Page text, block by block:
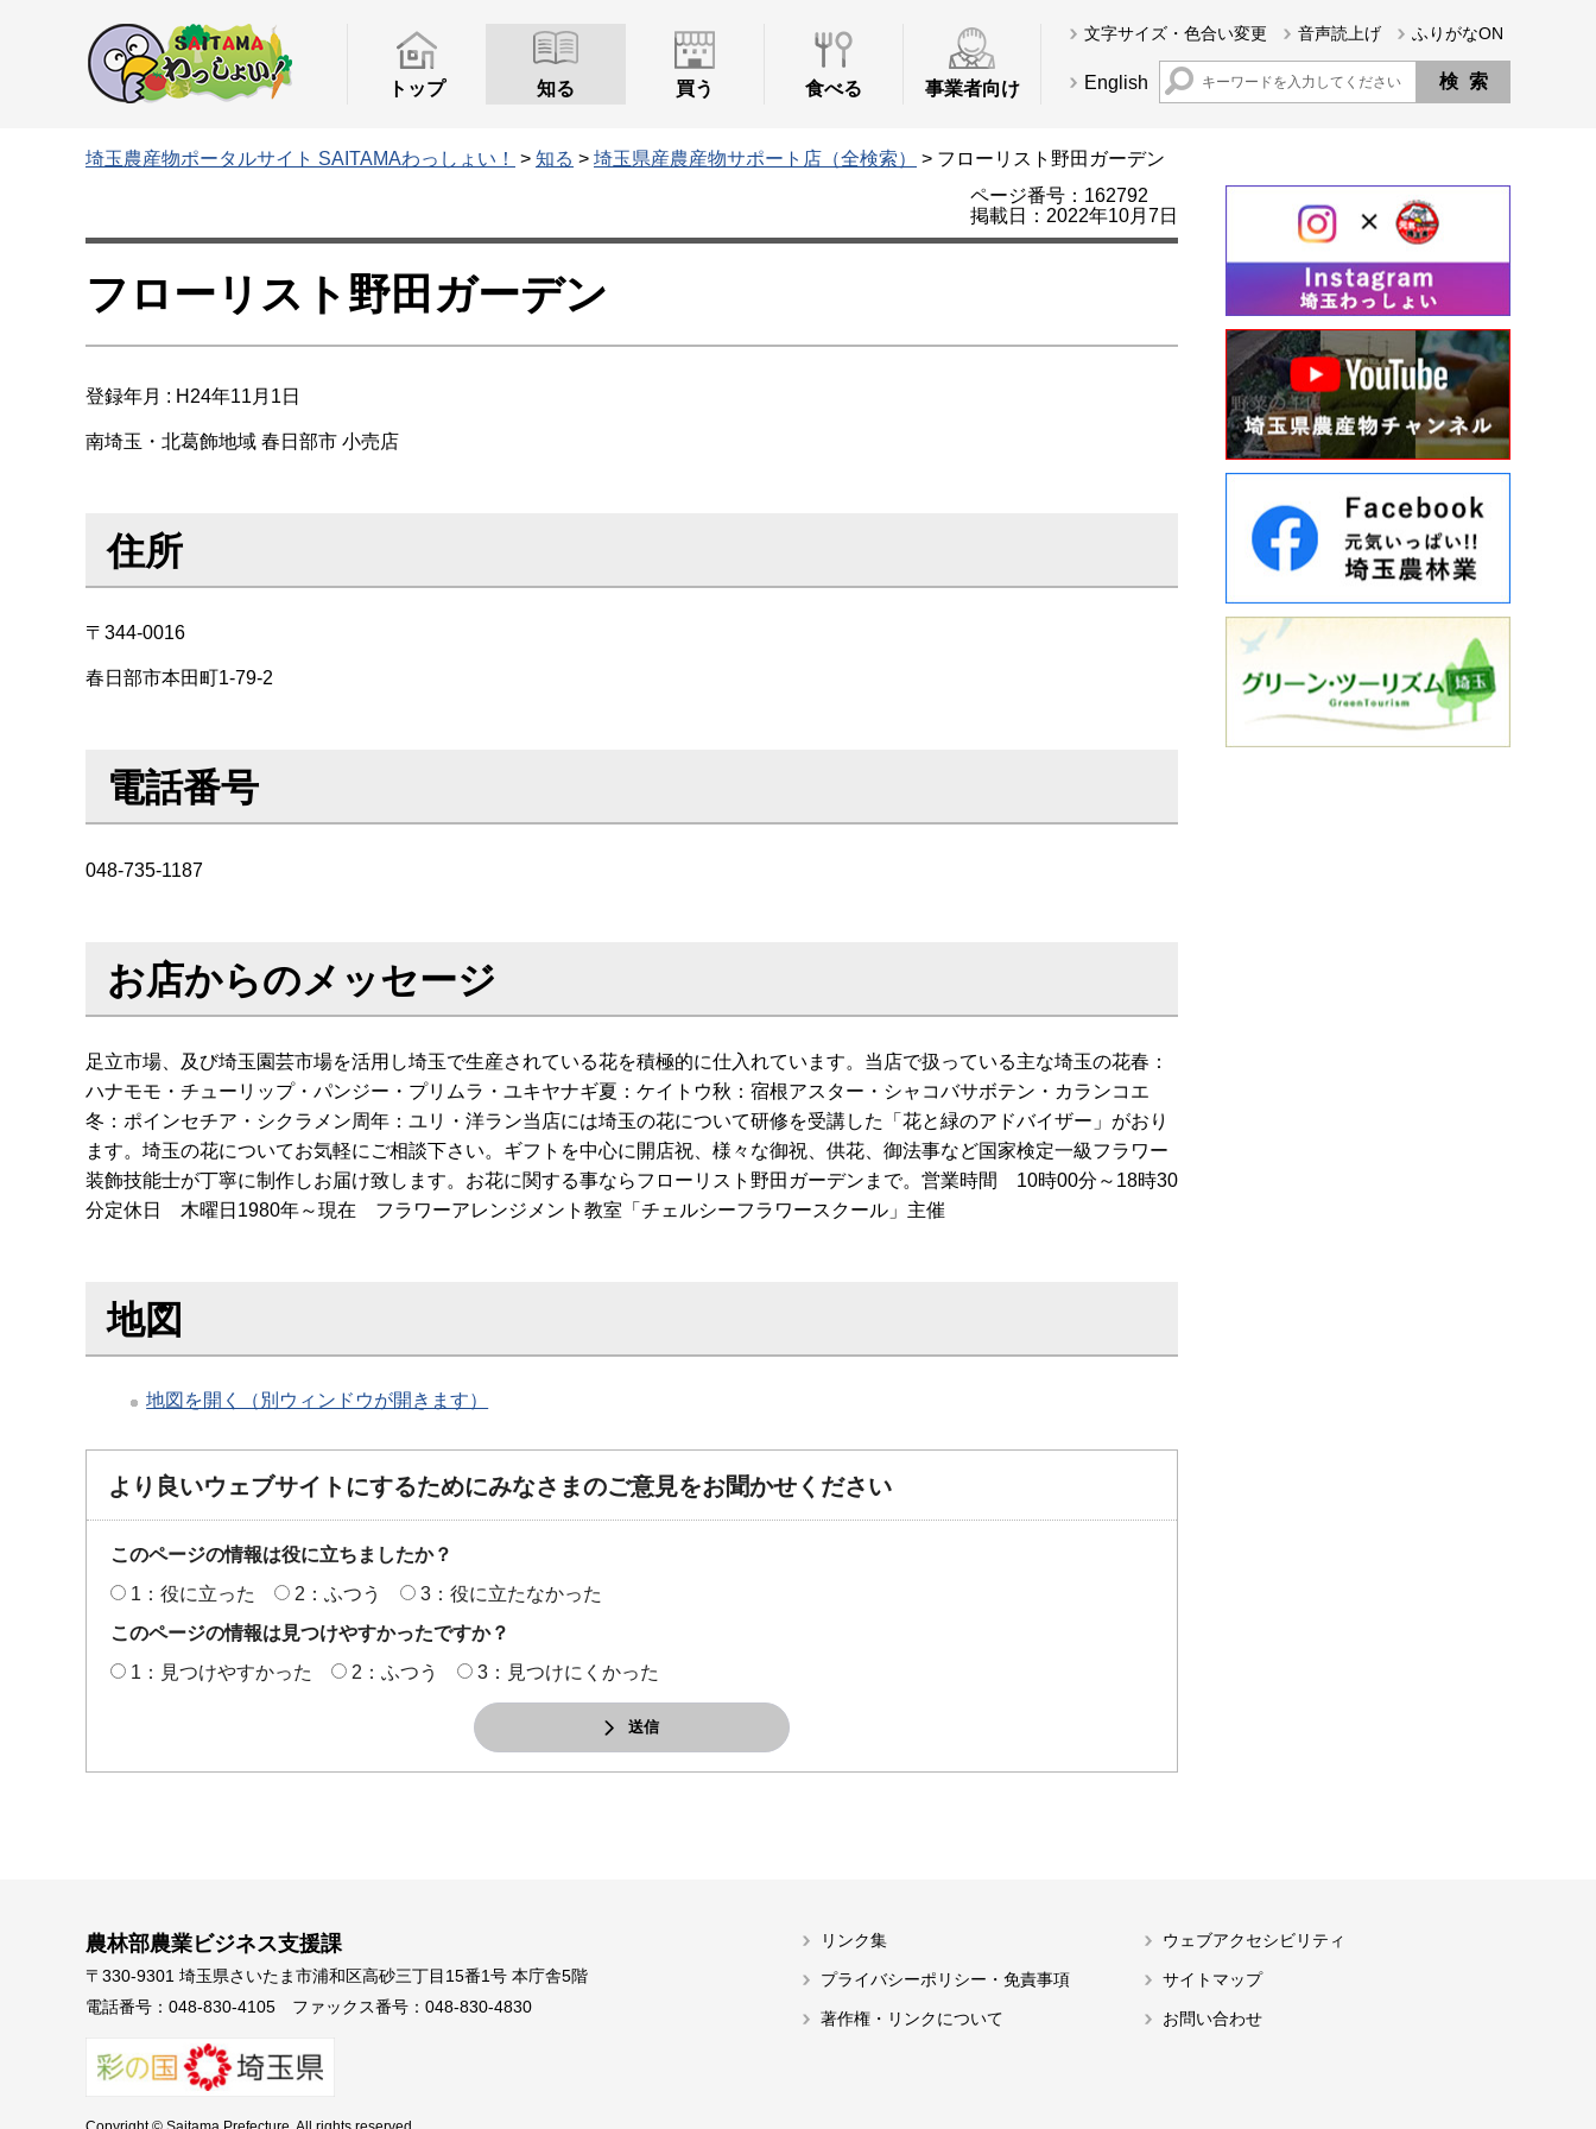
トップ 知る 買う 食べる 事業者向け
文字サイズ・色合い変更 音声読上げ ふりがなON
English
埼玉農産物ポータルサイト SAITAMAわっしょい！ > 知る > 埼玉県産農産物サポート店（全検索）
> フローリスト野田ガーデン
ページ番号：162792
掲載日：2022年10月7日
フローリスト野田ガーデン
登録年月 : H24年11月1日
南埼玉・北葛飾地域 春日部市 小売店
住所
〒344-0016
春日部市本田町1-79-2
電話番号
048-735-1187
お店からのメッセージ
足立市場、及び埼玉園芸市場を活用し埼玉で生産されている花を積極的に仕入れています。当店で扱っている主な埼玉の花春：
ハナモモ・チューリップ・パンジー・プリムラ・ユキヤナギ夏：ケイトウ秋：宿根アスター・シャコバサボテン・カランコエ
冬：ポインセチア・シクラメン周年：ユリ・洋ラン当店には埼玉の花について研修を受講した「花と緑のアドバイザー」がおり
ます。埼玉の花についてお気軽にご相談下さい。ギフトを中心に開店祝、様々な御祝、供花、御法事など国家検定一級フラワー
装飾技能士が丁寧に制作しお届け致します。お花に関する事ならフローリスト野田ガーデンまで。営業時間 10時00分～18時30
分定休日 木曜日1980年～現在 フラワーアレンジメント教室「チェルシーフラワースクール」主催
地図
地図を開く（別ウィンドウが開きます）
より良いウェブサイトにするためにみなさまのご意見をお聞かせください
このページの情報は役に立ちましたか？
1：役に立った
2：ふつう
3：役に立たなかった
このページの情報は見つけやすかったですか？
1：見つけやすかった
2：ふつう 3：見つけにくかった
送信
農林部農業ビジネス支援課
〒330-9301 埼玉県さいたま市浦和区高砂三丁目15番1号 本庁舎5階
電話番号：048-830-4105 ファックス番号：048-830-4830
リンク集
プライバシーポリシー・免責事項
著作権・リンクについて
ウェブアクセシビリティ
サイトマップ
お問い合わせ